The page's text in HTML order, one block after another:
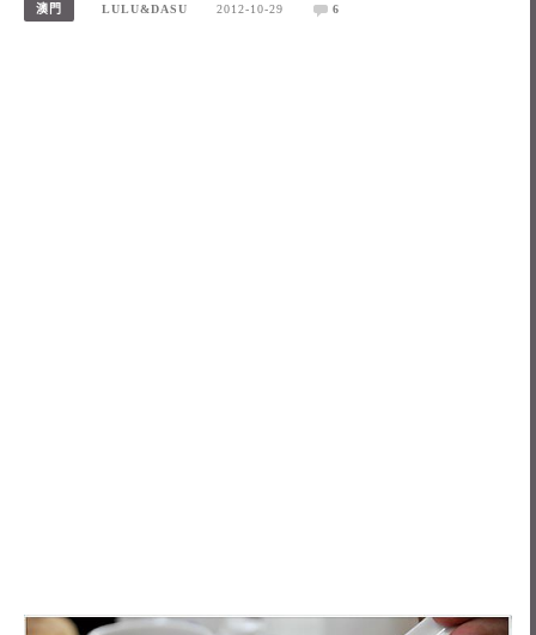
澳門 LULU&DASU 2012-10-29 6